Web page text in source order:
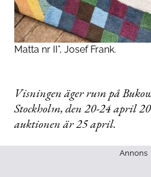
Matta nr II”, Josef Frank.
Visningen äger rum på
Stockholm, den 20-24 april
auktionen är 25 april.
Annons